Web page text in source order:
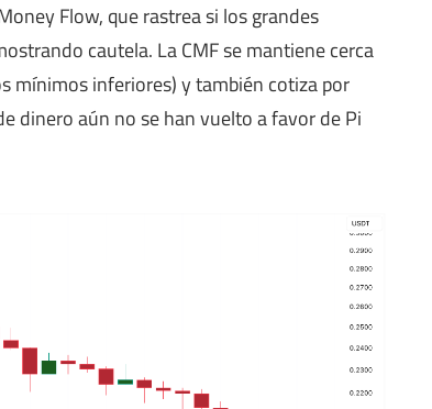
Flow, que rastrea si los grandes
cautela. La CMF se mantiene cerca
mínimos inferiores) y también cotiza por
dinero aún no se han vuelto a favor de Pi